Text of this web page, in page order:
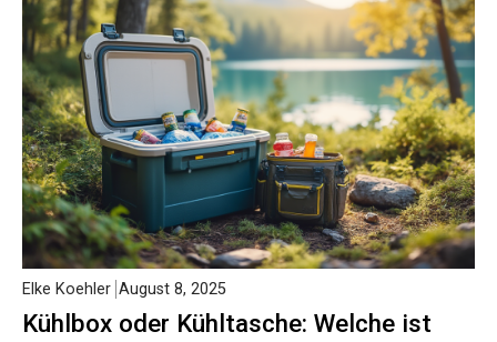
Kühlbox oder Kühltasche: Welche ist
Elke Koehler August 8, 2025